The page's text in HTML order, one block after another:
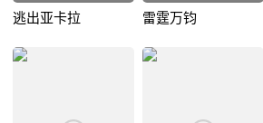
逃出亚卡拉 雷霆万钧